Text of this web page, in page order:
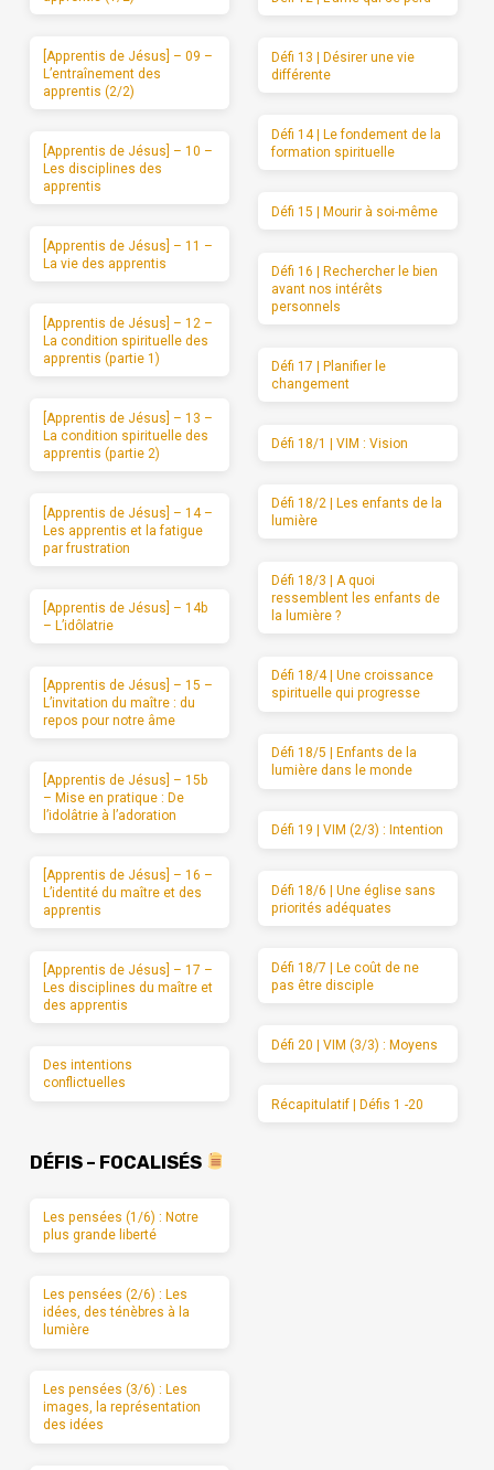
[Apprentis de Jésus] – 09 –
L’entraînement des
apprentis (2/2)
[Apprentis de Jésus] – 10 –
Les disciplines des
apprentis
[Apprentis de Jésus] – 11 –
La vie des apprentis
[Apprentis de Jésus] – 12 –
La condition spirituelle des
apprentis (partie 1)
[Apprentis de Jésus] – 13 –
La condition spirituelle des
apprentis (partie 2)
[Apprentis de Jésus] – 14 –
Les apprentis et la fatigue
par frustration
[Apprentis de Jésus] – 14b
– L’idôlatrie
[Apprentis de Jésus] – 15 –
L’invitation du maître : du
repos pour notre âme
[Apprentis de Jésus] – 15b
– Mise en pratique : De
l’idolâtrie à l’adoration
[Apprentis de Jésus] – 16 –
L’identité du maître et des
apprentis
[Apprentis de Jésus] – 17 –
Les disciplines du maître et
des apprentis
Des intentions
conflictuelles
Défi 13 | Désirer une vie
différente
Défi 14 | Le fondement de la
formation spirituelle
Défi 15 | Mourir à soi-même
Défi 16 | Rechercher le bien
avant nos intérêts
personnels
Défi 17 | Planifier le
changement
Défi 18/1 | VIM : Vision
Défi 18/2 | Les enfants de la
lumière
Défi 18/3 | A quoi
ressemblent les enfants de
la lumière ?
Défi 18/4 | Une croissance
spirituelle qui progresse
Défi 18/5 | Enfants de la
lumière dans le monde
Défi 19 | VIM (2/3) : Intention
Défi 18/6 | Une église sans
priorités adéquates
Défi 18/7 | Le coût de ne
pas être disciple
Défi 20 | VIM (3/3) : Moyens
Récapitulatif | Défis 1 -20
DÉFIS – FOCALISÉS
Les pensées (1/6) : Notre
plus grande liberté
Les pensées (2/6) : Les
idées, des ténèbres à la
lumière
Les pensées (3/6) : Les
images, la représentation
des idées